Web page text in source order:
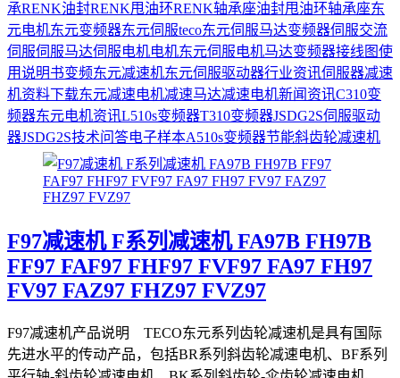
承RENK油封RENK甩油环RENK轴承座油封甩油环轴承座东
元电机东元变频器东元伺服teco东元伺服马达变频器伺服交流
伺服伺服马达伺服电机电机东元伺服电机马达变频器接线图使
用说明书变频东元减速机东元伺服驱动器行业资讯伺服器减速
机资料下载东元减速电机减速马达减速电机新闻资讯C310变
频器东元电机资讯L510s变频器T310变频器JSDG2S伺服驱动
器JSDG2S技术问答电子样本A510s变频器节能斜齿轮减速机
F97减速机 F系列减速机 FA97B FH97B
FF97 FAF97 FHF97 FVF97 FA97 FH97
FV97 FAZ97 FHZ97 FVZ97
F97减速机产品说明 TECO东元系列齿轮减速机是具有国际
先进水平的传动产品，包括BR系列斜齿轮减速电机、BF系列